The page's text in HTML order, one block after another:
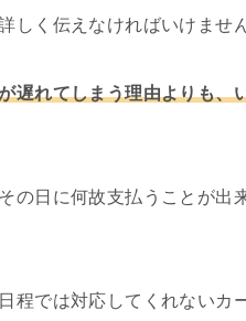
しく伝えなければいけません
遅れてしまう理由よりも、
の日に何故支払うことが出
程では対応してくれないカ